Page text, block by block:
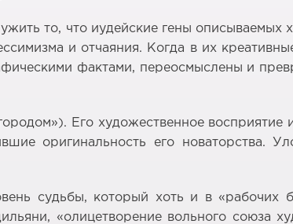
то, что иудейские гены
и отчаяния. Когда в их
фактами, переосмыслены и
Его художественное
оригинальность его новаторства.
судьбы, который хоть и в «рабочих
«олицетворение вольного союза